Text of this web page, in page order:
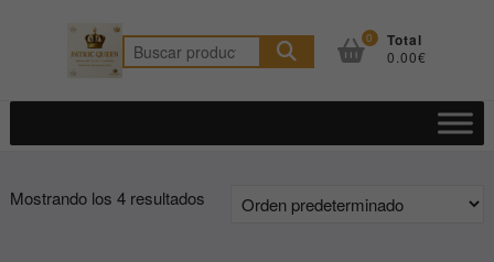
Buscar
por:
0 Total
0.00€
Mostrando los 4 resultados